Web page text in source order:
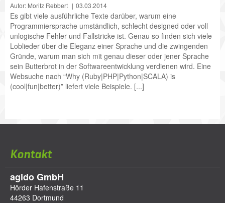
Autor: Moritz Rebbert 03.03.2014
Es gibt viele ausführliche Texte darüber, warum eine
Programmiersprache umständlich, schlecht designed oder voll
unlogische Fehler und Fallstricke ist. Genau so finden sich viele
Loblieder über die Eleganz einer Sprache und die zwingenden
Gründe, warum man sich mit genau dieser oder jener Sprache
sein Butterbrot in der Softwareentwicklung verdienen wird. Eine
Websuche nach “Why (Ruby|PHP|Python|SCALA) is
(cool|fun|better)” liefert viele Beispiele. [...]
Kontakt
agido GmbH
Hörder Hafenstraße 11
44263 Dortmund